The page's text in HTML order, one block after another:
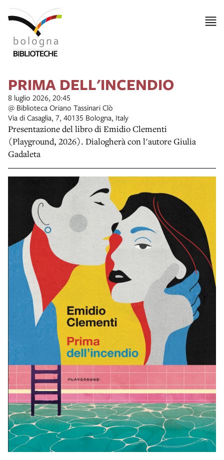
PRIMA DELL'INCENDIO
8 luglio 2026, 20:45
@ Biblioteca Oriano Tassinari Clò
Via di Casaglia, 7, 40135 Bologna, Italy
Presentazione del libro di Emidio Clementi
(Playground, 2026). Dialogherà con l'autore Giulia
Gadaleta